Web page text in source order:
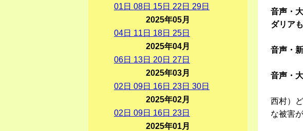
音声・
ダリア
音声・
音声・
西村）
な被害
01 日 08日 15日 22 日 29日
2025年05月
04日 11 日 18日 25日
2025年04月
06日 13日 20日 27日
2025年03月
02 日 09日 16日 23日 30日
2025年02月
02 日 09日 16日 23日
2025年01月